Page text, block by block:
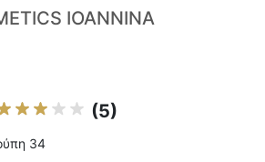
IOANNINA
(5)
34